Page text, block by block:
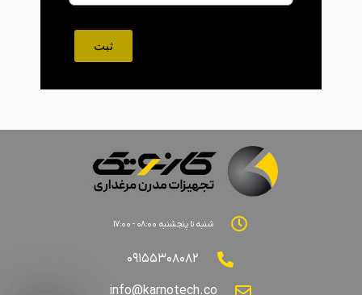
ثبت
شنبه تا پنجشنبه ۰۸:۰۰ - ۱۷:۰۰
۰۹۱۵۵۳۰۸۰۸۲
info@karnotech.co